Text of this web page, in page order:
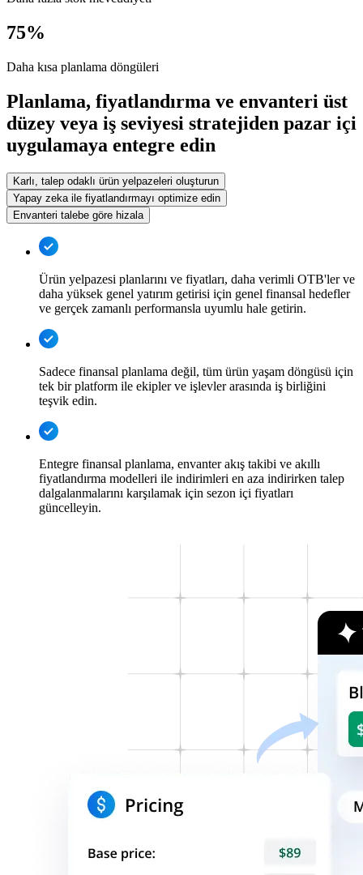
75%
Daha kısa planlama döngüleri
Planlama, fiyatlandırma ve envanteri üst
düzey veya iş seviyesi stratejiden pazar içi
uygulamaya entegre edin
Karlı, talep odaklı ürün yelpazeleri oluşturun
Yapay zeka ile fiyatlandırmayı optimize edin
Envanteri talebe göre hizala
Ürün yelpazesi planlarını ve fiyatları, daha verimli OTB'ler ve
daha yüksek genel yatırım getirisi için genel finansal hedefler
ve gerçek zamanlı performansla uyumlu hale getirin.
Sadece finansal planlama değil, tüm ürün yaşam döngüsü için
tek bir platform ile ekipler ve işlevler arasında iş birliğini
teşvik edin.
Entegre finansal planlama, envanter akış takibi ve akıllı
fiyatlandırma modelleri ile indirimleri en aza indirirken talep
dalgalanmalarını karşılamak için sezon içi fiyatları
güncelleyin.